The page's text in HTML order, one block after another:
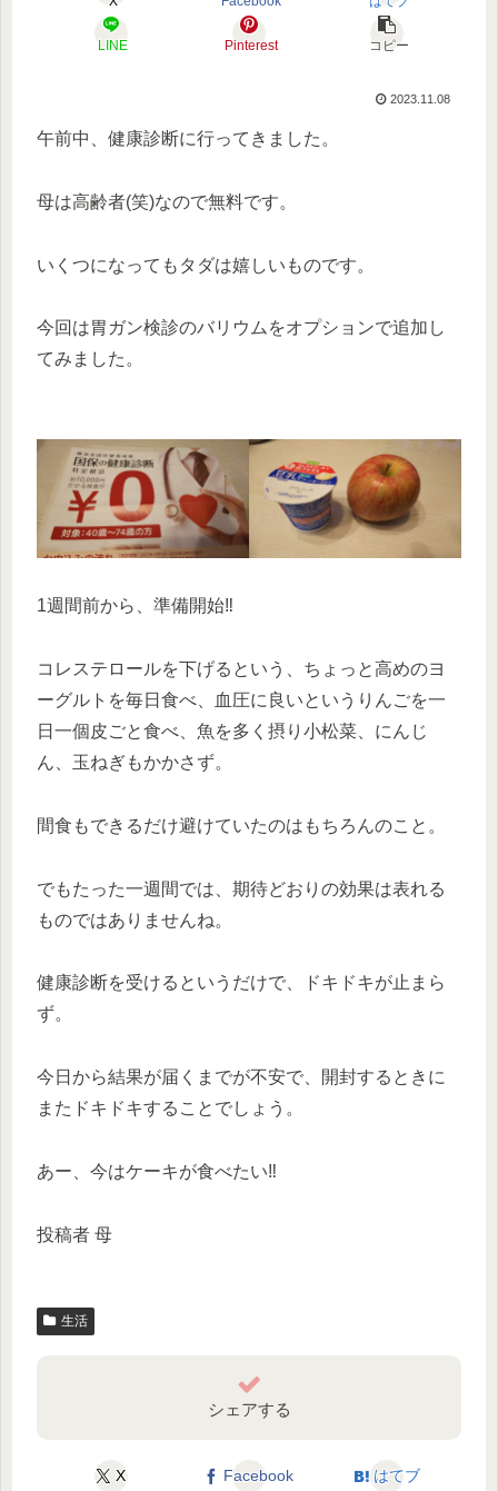
LINE Pinterest コピー
2023.11.08
午前中、健康診断に行ってきました。
母は高齢者(笑)なので無料です。
いくつになってもタダは嬉しいものです。
今回は胃ガン検診のバリウムをオプションで追加し
てみました。
1週間前から、準備開始‼️
コレステロールを下げるという、ちょっと高めのヨ
ーグルトを毎日食べ、血圧に良いというりんごを一
日一個皮ごと食べ、魚を多く摂り小松菜、にんじ
ん、玉ねぎもかかさず。
間食もできるだけ避けていたのはもちろんのこと。
でもたった一週間では、期待どおりの効果は表れる
ものではありませんね。
健康診断を受けるというだけで、ドキドキが止まら
ず。
今日から結果が届くまでが不安で、開封するときに
またドキドキすることでしょう。
あー、今はケーキが食べたい‼️
投稿者 母
生活
シェアする
X Facebook はてブ